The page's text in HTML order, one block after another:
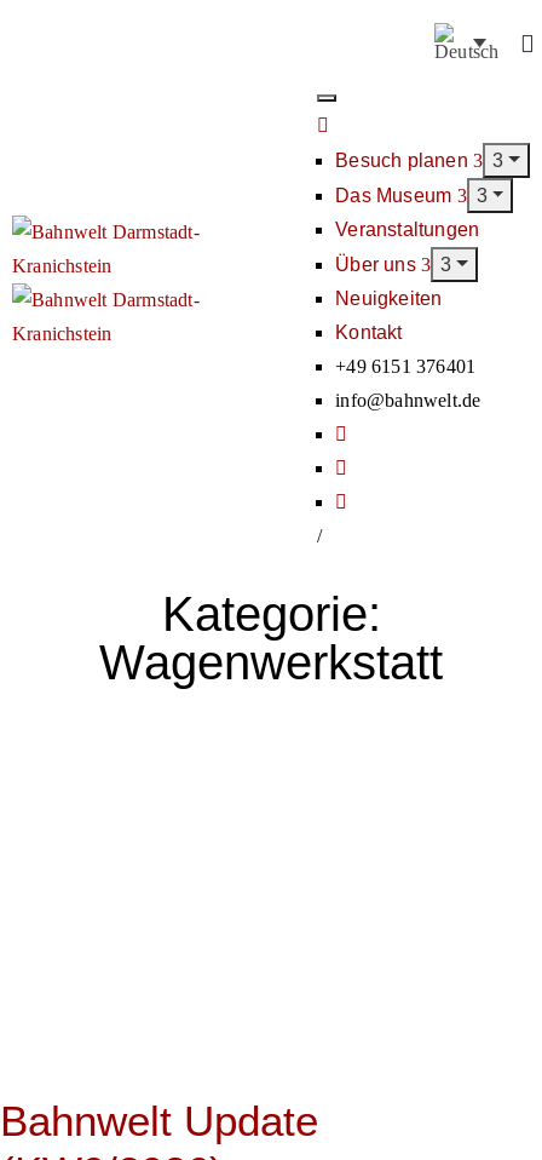
Besuch planen
Das Museum
Veranstaltungen
Über uns
Neuigkeiten
Kontakt
+49 6151 376401
info@bahnwelt.de
/
Kategorie:
Wagenwerkstatt
Bahnwelt Update